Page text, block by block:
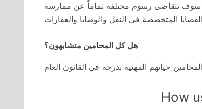
سوف تتقاضى رسوم مختلفة تماماً عن ممارسة
هل كل المحامين متشابهون؟
How